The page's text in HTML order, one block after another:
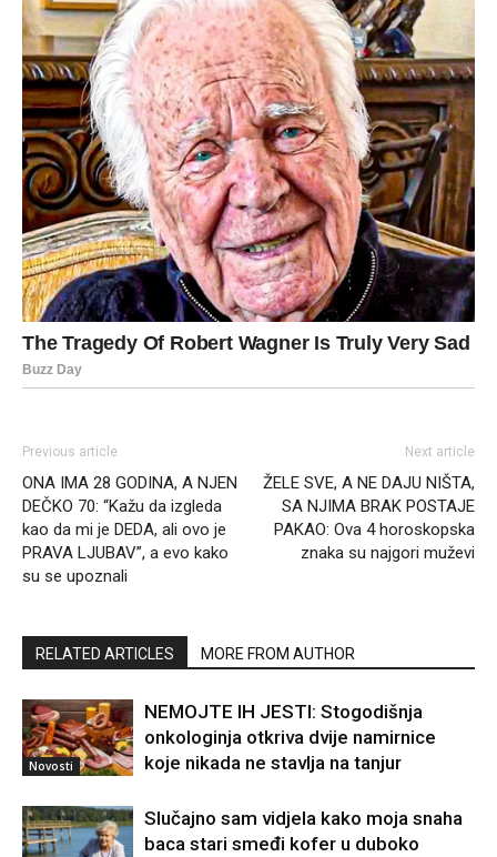
Previous article
ONA IMA 28 GODINA, A NJEN
DEČKO 70: “Kažu da izgleda
kao da mi je DEDA, ali ovo je
PRAVA LJUBAV”, a evo kako
su se upoznali
Next article
ŽELE SVE, A NE DAJU NIŠTA,
SA NJIMA BRAK POSTAJE
PAKAO: Ova 4 horoskopska
znaka su najgori muževi
RELATED ARTICLES MORE FROM AUTHOR
Novosti
NEMOJTE IH JESTI: Stogodišnja
onkologinja otkriva dvije namirnice
koje nikada ne stavlja na tanjur
Slučajno sam vidjela kako moja snaha
baca stari smeđi kofer u duboko